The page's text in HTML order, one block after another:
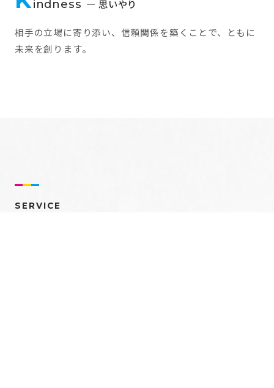
indness — 思いやり
相手の立場に寄り添い、信頼関係を築くことで、ともに
未来を創ります。
SERVICE